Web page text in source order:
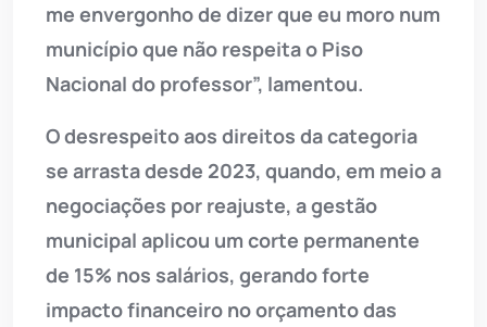
me envergonho de dizer que eu moro num
município que não respeita o Piso
Nacional do professor”, lamentou.
O desrespeito aos direitos da categoria
se arrasta desde 2023, quando, em meio a
negociações por reajuste, a gestão
municipal aplicou um corte permanente
de 15% nos salários, gerando forte
impacto financeiro no orçamento das